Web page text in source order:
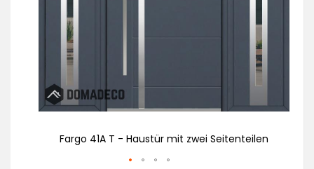
Fargo 41A T - Haustür mit zwei Seitenteilen